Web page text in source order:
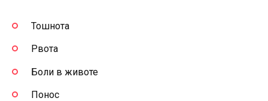
Тошнота
Рвота
Боли в животе
Понос